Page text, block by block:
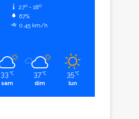
27º - 18º
67%
0.45 km/h
33 ℃
sam
37 ℃
dim
35 ℃
lun